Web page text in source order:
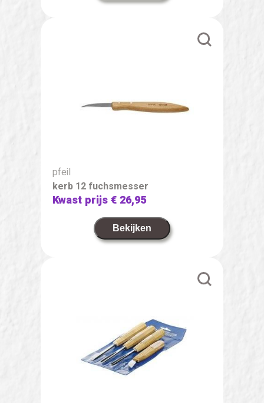
pfeil
kerb 12 fuchsmesser
Kwast prijs€ 26,95
Bekijken